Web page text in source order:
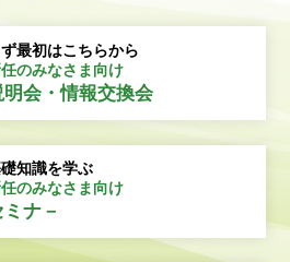
ず最初はこちらから
のみなさま向け
明会・情報交換会
知識を学ぶ
のみなさま向け
ミナ－